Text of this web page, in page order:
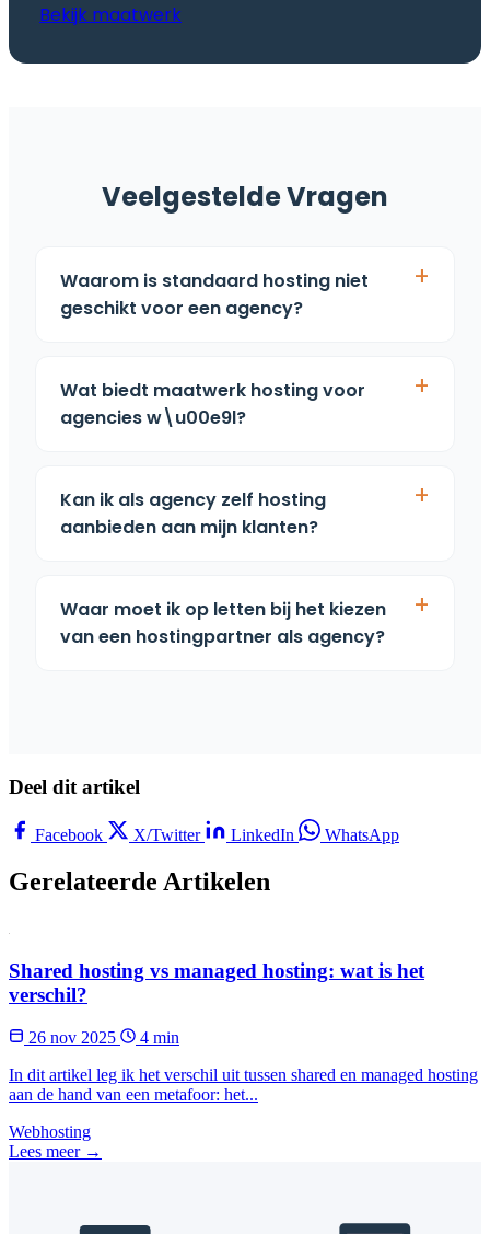
Bekijk maatwerk
Veelgestelde Vragen
Waarom is standaard hosting niet
geschikt voor een agency?
Wat biedt maatwerk hosting voor
agencies w\u00e9l?
Kan ik als agency zelf hosting
aanbieden aan mijn klanten?
Waar moet ik op letten bij het kiezen
van een hostingpartner als agency?
Deel dit artikel
Facebook X/Twitter LinkedIn WhatsApp
Gerelateerde Artikelen
Shared hosting vs managed hosting: wat is het
verschil?
26 nov 2025
4 min
In dit artikel leg ik het verschil uit tussen shared en managed hosting
aan de hand van een metafoor: het...
Webhosting
Lees meer →